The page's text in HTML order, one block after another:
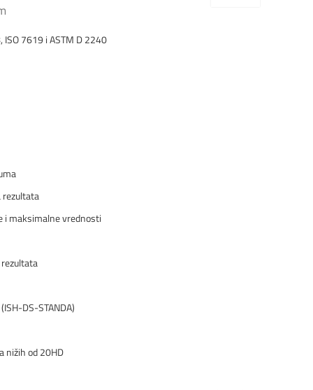
7619 i ASTM D 2240
rezultata
i maksimalne vrednosti
DS-STANDA)
nižih od 20HD